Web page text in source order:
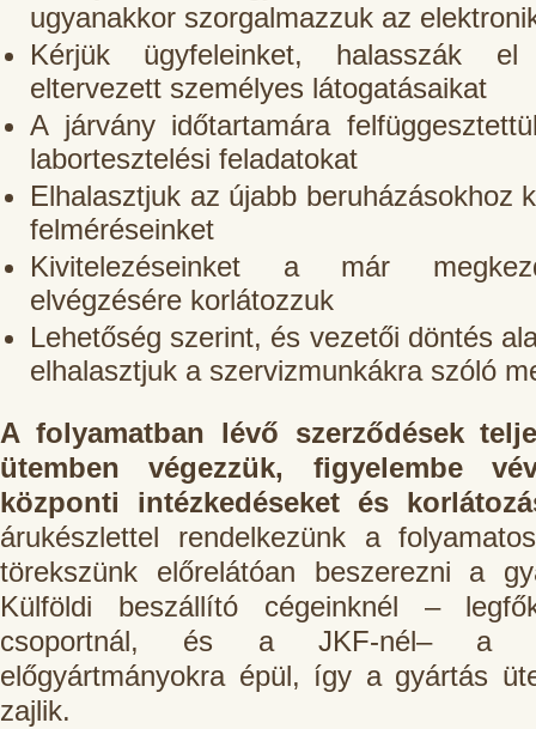
ugyanakkor szorgalmazzuk az
Kérjük ügyfeleinket, halasszák
eltervezett személyes látogatásaikat
A járvány időtartamára
labortesztelési feladatokat
Elhalasztjuk az újabb beruházásokhoz
felméréseinket
Kivitelezéseinket a már
elvégzésére korlátozzuk
Lehetőség szerint, és vezetői döntés
elhalasztjuk a szervizmunkákra szóló
A folyamatban lévő szerződések
ütemben végezzük, figyelembe
központi intézkedéseket és
árukészlettel rendelkezünk a
törekszünk előrelátóan beszerezni a
Külföldi beszállító cégeinknél –
csoportnál, és a JKF-nél– a
előgyártmányokra épül, így a gyártás
zajlik.